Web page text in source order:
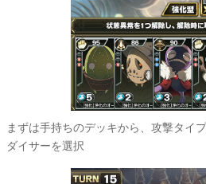
まずは手持ちのデッキから、攻撃タイ
ダイサーを選択